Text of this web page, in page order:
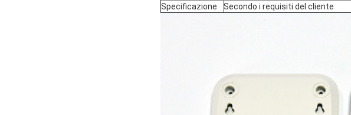
Specificazione
Secondo i requisiti del cliente